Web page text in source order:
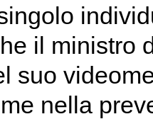
il ministro
suo
nella